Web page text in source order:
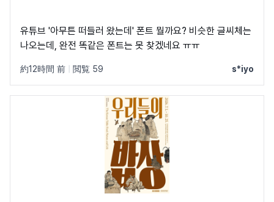
유튜브 '아무튼 떠들러 왔는데' 폰트 뭘까요? 비슷한 글씨체는
나오는데, 완전 똑같은 폰트는 못 찾겠네요 ㅠㅠ
約12時間 前 閲覧 59 s*iyo